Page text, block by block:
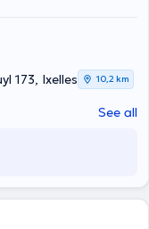
173, Ixelles 10,2 km
See all